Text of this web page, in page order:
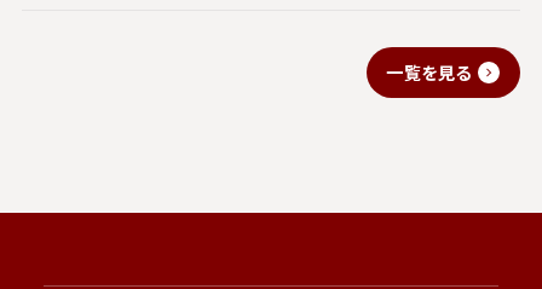
一覧を見る